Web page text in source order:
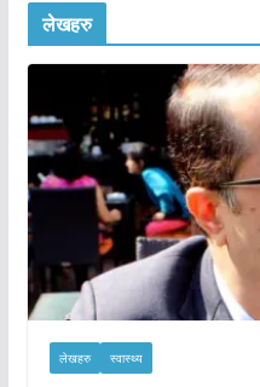
लेखहरु
लेखहरु स्वास्थ्य